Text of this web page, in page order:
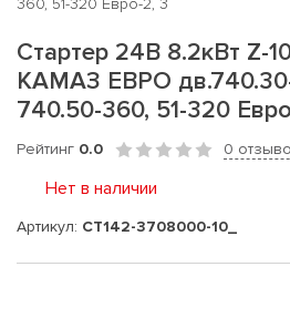
360, 51-320 Евро-2, 3
Стартер 24В 8.2кВт Z-
КАМАЗ ЕВРО
740.50-360, 51-320
Рейтинг 0.0 0
Нет в наличии
Артикул: СТ142-3708000-10_